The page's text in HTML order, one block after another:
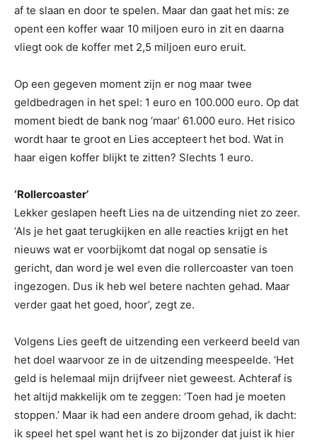
af te slaan en door te spelen. Maar dan gaat het mis: ze
opent een koffer waar 10 miljoen euro in zit en daarna
vliegt ook de koffer met 2,5 miljoen euro eruit.
Op een gegeven moment zijn er nog maar twee
geldbedragen in het spel: 1 euro en 100.000 euro. Op dat
moment biedt de bank nog ‘maar’ 61.000 euro. Het risico
wordt haar te groot en Lies accepteert het bod. Wat in
haar eigen koffer blijkt te zitten? Slechts 1 euro.
‘Rollercoaster’
Lekker geslapen heeft Lies na de uitzending niet zo zeer.
‘Als je het gaat terugkijken en alle reacties krijgt en het
nieuws wat er voorbijkomt dat nogal op sensatie is
gericht, dan word je wel even die rollercoaster van toen
ingezogen. Dus ik heb wel betere nachten gehad. Maar
verder gaat het goed, hoor’, zegt ze.
Volgens Lies geeft de uitzending een verkeerd beeld van
het doel waarvoor ze in de uitzending meespeelde. ‘Het
geld is helemaal mijn drijfveer niet geweest. Achteraf is
het altijd makkelijk om te zeggen: ‘Toen had je moeten
stoppen.’ Maar ik had een andere droom gehad, ik dacht:
ik speel het spel want het is zo bijzonder dat juist ik hier